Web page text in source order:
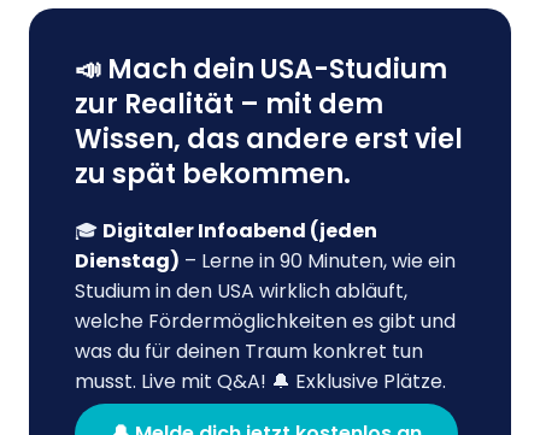
📣 Mach dein USA-Studium
zur Realität – mit dem
Wissen, das andere erst viel
zu spät bekommen.
🎓 Digitaler Infoabend (jeden
Dienstag) – Lerne in 90 Minuten, wie ein
Studium in den USA wirklich abläuft,
welche Fördermöglichkeiten es gibt und
was du für deinen Traum konkret tun
musst. Live mit Q&A! 🔔 Exklusive Plätze.